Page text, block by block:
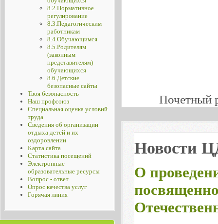
8.2.Нормативное
регулирование
8.3.Педагогическим
работникам
8.4.Обучающимся
8.5.Родителям
(законным
представителям)
обучающихся
8.6.Детские
безопасные сайты
Твоя безопасность
Наш профсоюз
Специальная оценка условий
труда
Сведения об организации
отдыха детей и их
оздоровлении
Карта сайта
Статистика посещений
Электронные
образовательные ресурсы
Вопрос - ответ
Опрос качества услуг
Горячая линия
Почетный
Новости
О